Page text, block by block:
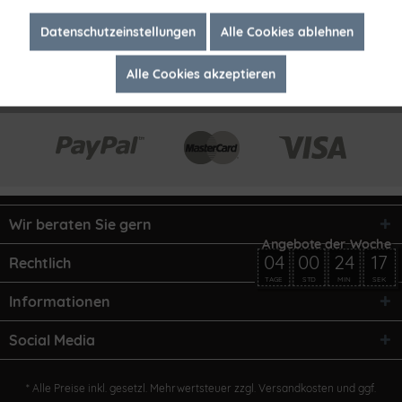
Wir beraten Sie gern
Rechtlich
Informationen
Social Media
* Alle Preise inkl. gesetzl. Mehrwertsteuer zzgl. Versandkosten und ggf.
Marketing Inaktiv
Datenschutzeinstellungen Alle Cookies ablehnen
Alle Cookies akzeptieren
04
TAGE
00
STD
24
MIN
17
SEK